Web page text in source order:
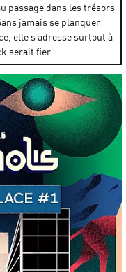
passage dans les trésors
jamais se planquer
elle s’adresse surtout à
serait fier.